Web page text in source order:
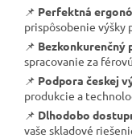
📌 Perfektná
prispôsobenie výšky
📌 Bezkonkurenčný
spracovanie za
📌 Podpora českej
produkcie a
📌 Dlhodobo
vaše skladové